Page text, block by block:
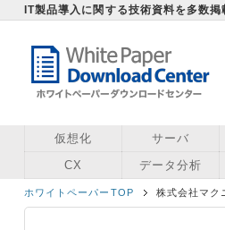
IT製品導入に関する技術資料を多数
仮想化 サーバ
CX
データ分析
ホワイトペーパーTOP 株式会社マク